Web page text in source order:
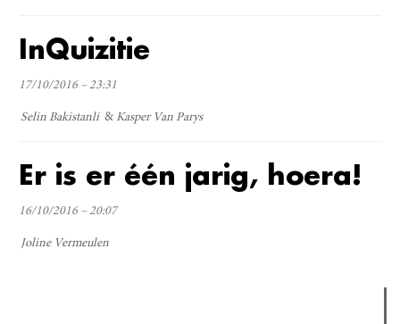
InQuizitie
17/10/2016 – 23:31
Selin Bakistanli Kasper Van Parys
Er is er één jarig, hoera!
16/10/2016 – 20:07
Joline Vermeulen